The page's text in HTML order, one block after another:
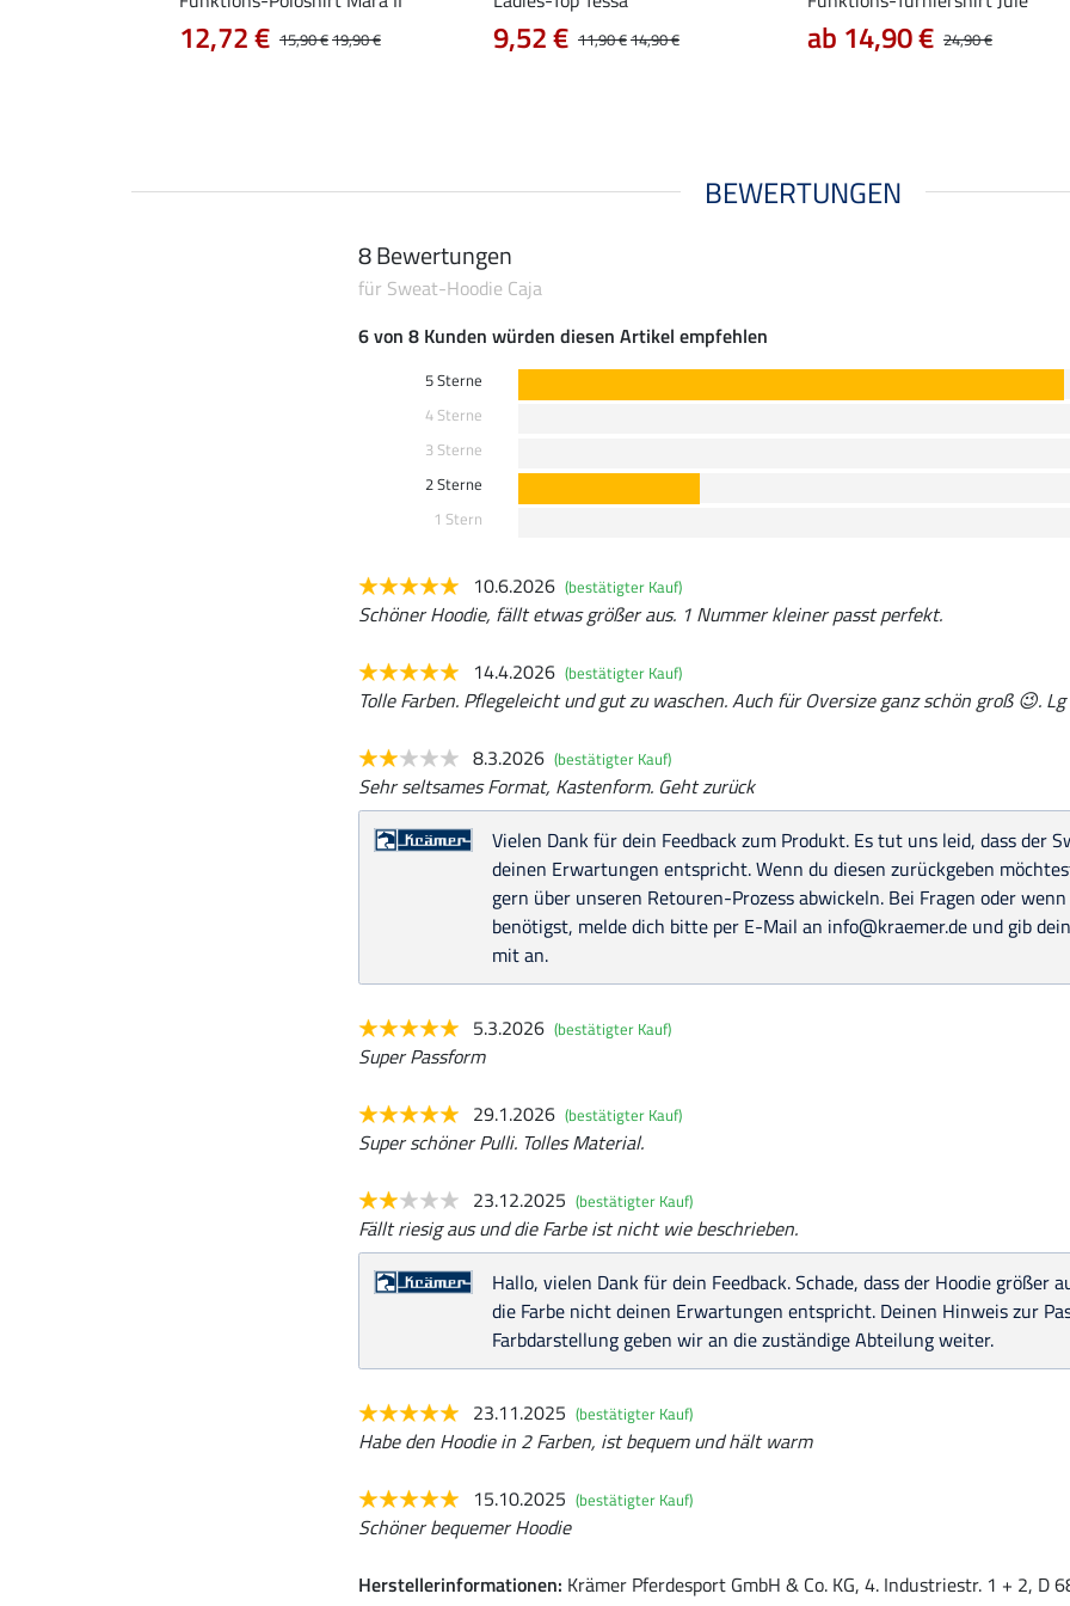
15,90 €19,90 €
12,72 € 11,90 €14,90 €
9,52 € 24,90 €
ab 14,90 €
BEWERTUNGEN
8 Bewertungen
für Sweat-Hoodie Caja
6 von 8 Kunden würden diesen Artikel empfehlen
5 Sterne
4 Sterne
3 Sterne
2 Sterne
1 Stern
10.6.2026 (bestätigter Kauf)
Schöner Hoodie, fällt etwas größer aus. 1 Nummer kleiner passt perfekt.
14.4.2026 (bestätigter Kauf)
Tolle Farben. Pflegeleicht und gut zu waschen. Auch für Oversize ganz schön groß 😉. Lg
8.3.2026 (bestätigter Kauf)
Sehr seltsames Format, Kastenform. Geht zurück
Vielen Dank für dein Feedback zum Produkt. Es tut uns leid, dass der
deinen Erwartungen entspricht. Wenn du diesen zurückgeben
gern über unseren Retouren-Prozess abwickeln. Bei Fragen oder
benötigst, melde dich bitte per E-Mail an info@kraemer.de und gib
mit an.
5.3.2026 (bestätigter Kauf)
Super Passform
29.1.2026 (bestätigter Kauf)
Super schöner Pulli. Tolles Material.
23.12.2025 (bestätigter Kauf)
Fällt riesig aus und die Farbe ist nicht wie beschrieben.
Hallo, vielen Dank für dein Feedback. Schade, dass der Hoodie größer
die Farbe nicht deinen Erwartungen entspricht. Deinen Hinweis zur
Farbdarstellung geben wir an die zuständige Abteilung weiter.
23.11.2025 (bestätigter Kauf)
Habe den Hoodie in 2 Farben, ist bequem und hält warm
15.10.2025 (bestätigter Kauf)
Schöner bequemer Hoodie
Herstellerinformationen: Krämer Pferdesport GmbH & Co. KG, 4. Industriestr. 1 + 2, D